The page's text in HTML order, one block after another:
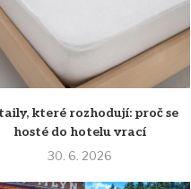
které rozhodují: proč se
hosté do hotelu vrací
30. 6. 2026